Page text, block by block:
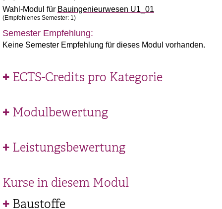
Wahl-Modul für Bauingenieurwesen U1_01
(Empfohlenes Semester: 1)
Semester Empfehlung:
Keine Semester Empfehlung für dieses Modul vorhanden.
ECTS-Credits pro Kategorie
Modulbewertung
Leistungsbewertung
Kurse in diesem Modul
Baustoffe